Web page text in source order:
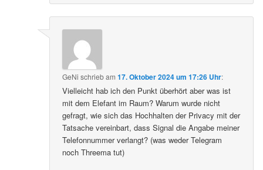
GeNi schriebam17. Oktober 2024 um 17:26 Uhr:
Vielleicht hab ich den Punkt überhört aber was ist
mit dem Elefant im Raum? Warum wurde nicht
gefragt, wie sich das Hochhalten der Privacy mit der
Tatsache vereinbart, dass Signal die Angabe meiner
Telefonnummer verlangt? (was weder Telegram
noch Threema tut)